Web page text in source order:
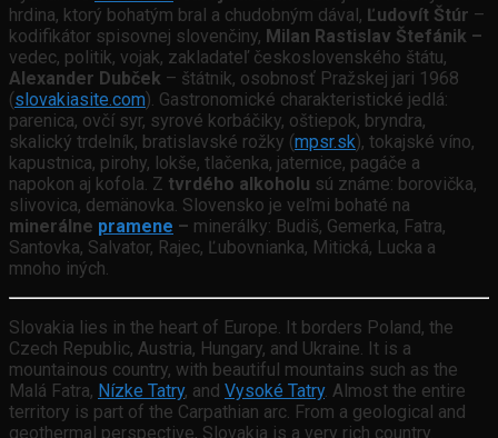
hrdina, ktorý bohatým bral a chudobným dával, Ľudovít Štúr –
kodifikátor spisovnej slovenčiny, Milan Rastislav Štefánik –
vedec, politik, vojak, zakladateľ československého štátu,
Alexander Dubček – štátnik, osobnosť Pražskej jari 1968
(slovakiasite.com). Gastronomické charakteristické jedlá:
parenica, ovčí syr, syrové korbáčiky, oštiepok, bryndra,
skalický trdelník, bratislavské rožky (mpsr.sk), tokajské víno,
kapustnica, pirohy, lokše, tlačenka, jaternice, pagáče a
napokon aj kofola. Z tvrdého alkoholu sú známe: borovička,
slivovica, demänovka. Slovensko je veľmi bohaté na
minerálne pramene – minerálky: Budiš, Gemerka, Fatra,
Santovka, Salvator, Rajec, Ľubovnianka, Mitická, Lucka a
mnoho iných.
Slovakia lies in the heart of Europe. It borders Poland, the
Czech Republic, Austria, Hungary, and Ukraine. It is a
mountainous country, with beautiful mountains such as the
Malá Fatra, Nízke Tatry, and Vysoké Tatry. Almost the entire
territory is part of the Carpathian arc. From a geological and
geothermal perspective, Slovakia is a very rich country.